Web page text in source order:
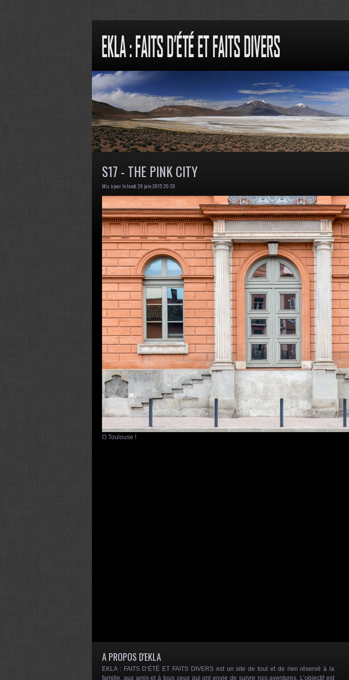
S17 - THE PINK CITY
Mis à jour le lundi 29 juin 2015 20:39
O Toulouse !
A PROPOS D'EKLA
EKLA : FAITS D’ÉTÉ ET FAITS DIVERS est un site de tout et de rien réservé à la
famille, aux amis et à tous ceux qui ont envie de suivre nos aventures. L’objectif est